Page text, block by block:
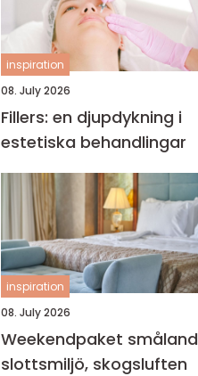
inspiration
08. July 2026
Fillers: en djupdykning i
estetiska behandlingar
inspiration
08. July 2026
Weekendpaket småland
slottsmiljö, skogsluften